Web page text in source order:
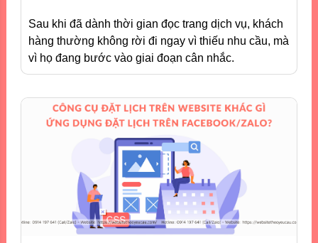
Sau khi đã dành thời gian đọc trang dịch vụ, khách
hàng thường không rời đi ngay vì thiếu nhu cầu, mà
vì họ đang bước vào giai đoạn cân nhắc.